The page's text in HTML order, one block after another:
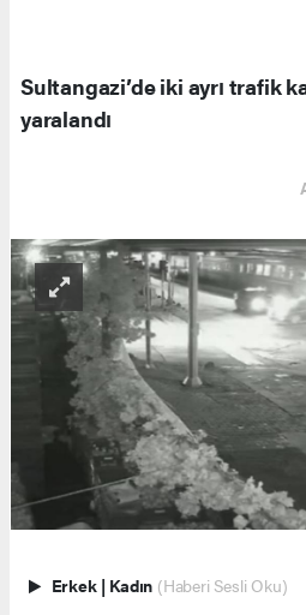
Sultangazi’de iki ayrı trafik
yaralandı
Erkek | Kadın (Haberi Sesli Oku)